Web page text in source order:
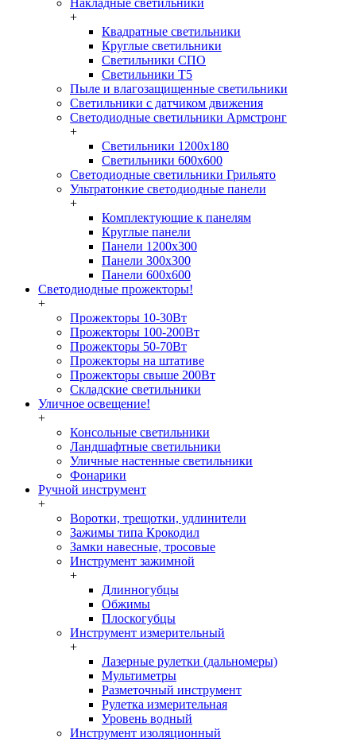
+
Квадратные светильники
Круглые светильники
Светильники СПО
Светильники Т5
Пыле и влагозащищенные светильники
Светильники с датчиком движения
Светодиодные светильники Армстронг
+
Светильники 1200х180
Светильники 600х600
Светодиодные светильники Грильято
Ультратонкие светодиодные панели
+
Комплектующие к панелям
Круглые панели
Панели 1200х300
Панели 300х300
Панели 600х600
Светодиодные прожекторы!
+
Прожекторы 10-30Вт
Прожекторы 100-200Вт
Прожекторы 50-70Вт
Прожекторы на штативе
Прожекторы свыше 200Вт
Складские светильники
Уличное освещение!
+
Консольные светильники
Ландшафтные светильники
Уличные настенные светильники
Фонарики
Ручной инструмент
+
Воротки, трещотки, удлинители
Зажимы типа Крокодил
Замки навесные, тросовые
Инструмент зажимной
+
Длинногубцы
Обжимы
Плоскогубцы
Инструмент измерительный
+
Лазерные рулетки (дальномеры)
Мультиметры
Разметочный инструмент
Рулетка измерительная
Уровень водный
Инструмент изоляционный